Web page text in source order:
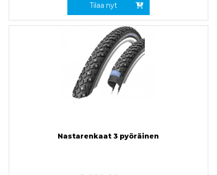
Tilaa nyt
Nastarenkaat 3 pyöräinen